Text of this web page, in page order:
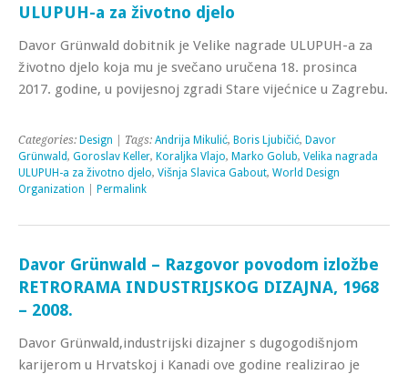
ULUPUH-a za životno djelo
Davor Grünwald dobitnik je Velike nagrade ULUPUH-a za
životno djelo koja mu je svečano uručena 18. prosinca
2017. godine, u povijesnoj zgradi Stare vijećnice u Zagrebu.
Categories: Design | Tags: Andrija Mikulić, Boris Ljubičić, Davor
Grünwald, Goroslav Keller, Koraljka Vlajo, Marko Golub, Velika nagrada
ULUPUH-a za životno djelo, Višnja Slavica Gabout, World Design
Organization
Permalink
Davor Grünwald – Razgovor povodom izložbe
RETRORAMA INDUSTRIJSKOG DIZAJNA, 1968
– 2008.
Davor Grünwald,industrijski dizajner s dugogodišnjom
karijerom u Hrvatskoj i Kanadi ove godine realizirao je